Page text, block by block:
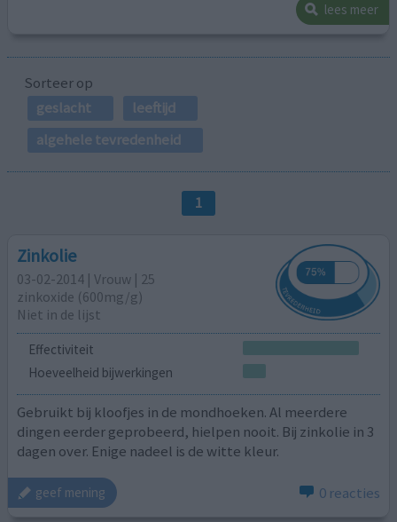
lees meer
Sorteer op
geslacht
leeftijd
algehele tevredenheid
1
Zinkolie
03-02-2014 | Vrouw | 25
zinkoxide (600mg/g)
Niet in de lijst
Effectiviteit
Hoeveelheid bijwerkingen
Gebruikt bij kloofjes in de mondhoeken. Al meerdere
dingen eerder geprobeerd, hielpen nooit. Bij zinkolie in 3
dagen over. Enige nadeel is de witte kleur.
geef mening 0 reacties